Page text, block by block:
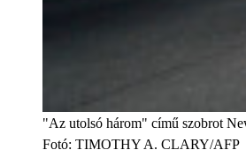
"Az utolsó három" című szobrot
Fotó: TIMOTHY A. CLARY/AFP